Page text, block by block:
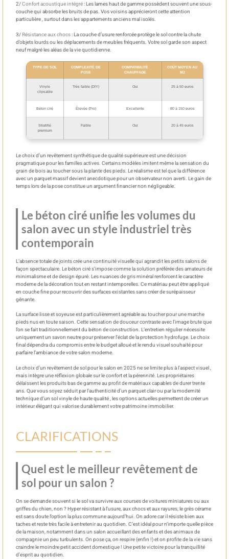
2/Confort acoustique intégré: Les lames haut de gamme possèdent souvent une sous-
couche qui absorbe les bruits de pas. Vos voisins apprécieront cette attention
particulière , surtout dans les appartements anciens mal isolés.
3/ Résistance aux chocs: La couche d’usure renforcée protège le sol contre la chute
d’objets lourds ou les déplacements de meubles fréquents. Votre sol garde son aspect
neuf malgré les aléas de la vie quotidienne.
TYPE DE SOL
COMPLEXITÉ DE
POSE
COMPATIBILITÉ
CHAUFFAGE
COÛT MOYEN AU
M2
Vinyle
clipsable
Très faible (DIY) Oui 25 à 50 euros
Béton ciré Élevée (Pro) Excellente 80 à 150 euros
Stratifié
premium
Faible Oui 20 à 45 euros
Le choix d’un revêtement synthétique de qualité supérieure est une décision
pragmatique pour les familles actives. Certains modèles imitent même la sensation du
grain de bois au toucher sous la plante des pieds. Le réalisme est tel que la différence
avec un parquet massif devient anecdotique pour un observateur non averti. Le gain de
temps lors de la pose constitue un argument financier non négligeable.
Le béton ciré unifie les volumes du
salon avec un style industriel très
contemporain
L’absence totale de joints crée une continuité visuelle qui agrandit les petits salons de
façon spectaculaire. Le béton ciré s’impose comme la solution préférée des amateurs de
minimalisme et de design épuré. Les nuances de gris minéral renforcent le caractère
moderne de la décoration tout en restant intemporelles. Ce matériau peut être appliqué
en couche fine pour recouvrir des surfaces existantes sans créer de surépaisseur
gênante.
La surface lisse et soyeuse est particulièrement agréable au toucher pour une marche
pieds nus en toute saison. Cette sensation de douceur contraste avec l’image brute que
l’on se fait traditionnellement du béton de construction. L’entretien régulier nécessite
uniquement un savon neutre pour préserver l’éclat de la protection hydrofuge. Le choix
final dépendra du compromis entre le budget alloué et le rendu visuel souhaité pour
parfaire l’ambiance de votre salon moderne.
Le choix d’un revêtement de sol pour le salon en 2025 ne se limite plus à l’aspect visuel ,
mais intègre une réflexion globale sur le confort et la pérennité. Les propriétaires
délaissent les produits bas de gamme au profit de matériaux capables de durer trente
ans. Que vous soyez séduit par l’authenticité d’un parquet clair ou par la modernité
technique d’un sol vinyle de haute qualité , les options actuelles permettent de créer un
intérieur élégant qui valorise durablement votre patrimoine immobilier.
CLARIFICATIONS
Quel est le meilleur revêtement de
sol pour un salon ?
On se demande souvent si le sol va survivre aux courses de voitures miniatures ou aux
griffes du chien, non ? Hyper résistant à l’usure, aux chocs et aux rayures, le grès cérame
est sans doute l’option la plus commune aujourd’hui. On adore car il résiste bien aux
taches et reste très facile à entretenir au quotidien. C’est idéal pour n’importe quelle pièce
de la maison, notamment dans un salon accueillant des enfants et des animaux de
compagnie un peu turbulents. On pose ça, on respire (enfin !) et on profite de la vie sans
craindre le moindre petit accident domestique ! Une petite victoire pour la tranquillité
d’esprit au quotidien.